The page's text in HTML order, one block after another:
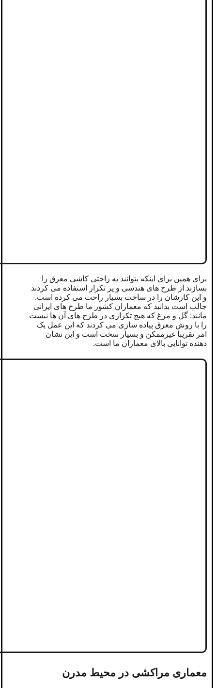
برای همین برای اینکه بتوانند به راحتی کاشی معرق را
بسازند از طرح های هندسی و پر تکرار استفاده می کردند
و این کارشان را در ساخت بسیار راحت می کرده است.
جالب است بدانید که معماران کشور ما طرح های ایرانی
مانند: گل و مرغ که هیچ تکراری در طرح های آن ها نیست
را با روش معرق پیاده سازی می کردند که این عمل یک
امر تقریبا غیرممکن و بسیار سخت است و این نشان
دهنده توانایی بالای معماران ما است.
معماری مراکشی در محیط مدرن